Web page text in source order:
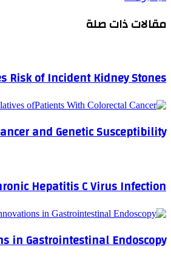
البريد
مقالات ذات صلة
Risk of Incident Kidney Stones
and Genetic Susceptibility
Hepatitis C Virus Infection
in Gastrointestinal Endoscopy